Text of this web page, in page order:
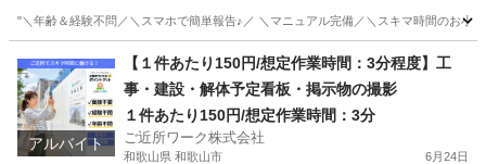
"＼年齢＆経験不問／＼スマホで簡単報告♪／ ＼マニュアル完備／＼スキマ時間のお
その他
アルバイト
【１件あたり150円/想定作業時間：3分程度】工
事・建設・解体予定看板・掲示物の撮影
１件あたり150円/想定作業時間：3分
ご近所ワーク株式会社
和歌山県 和歌山市 6月24日